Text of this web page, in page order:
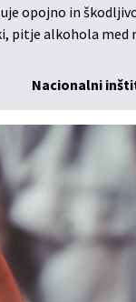
opojno in
alkohola med
Nacionalni